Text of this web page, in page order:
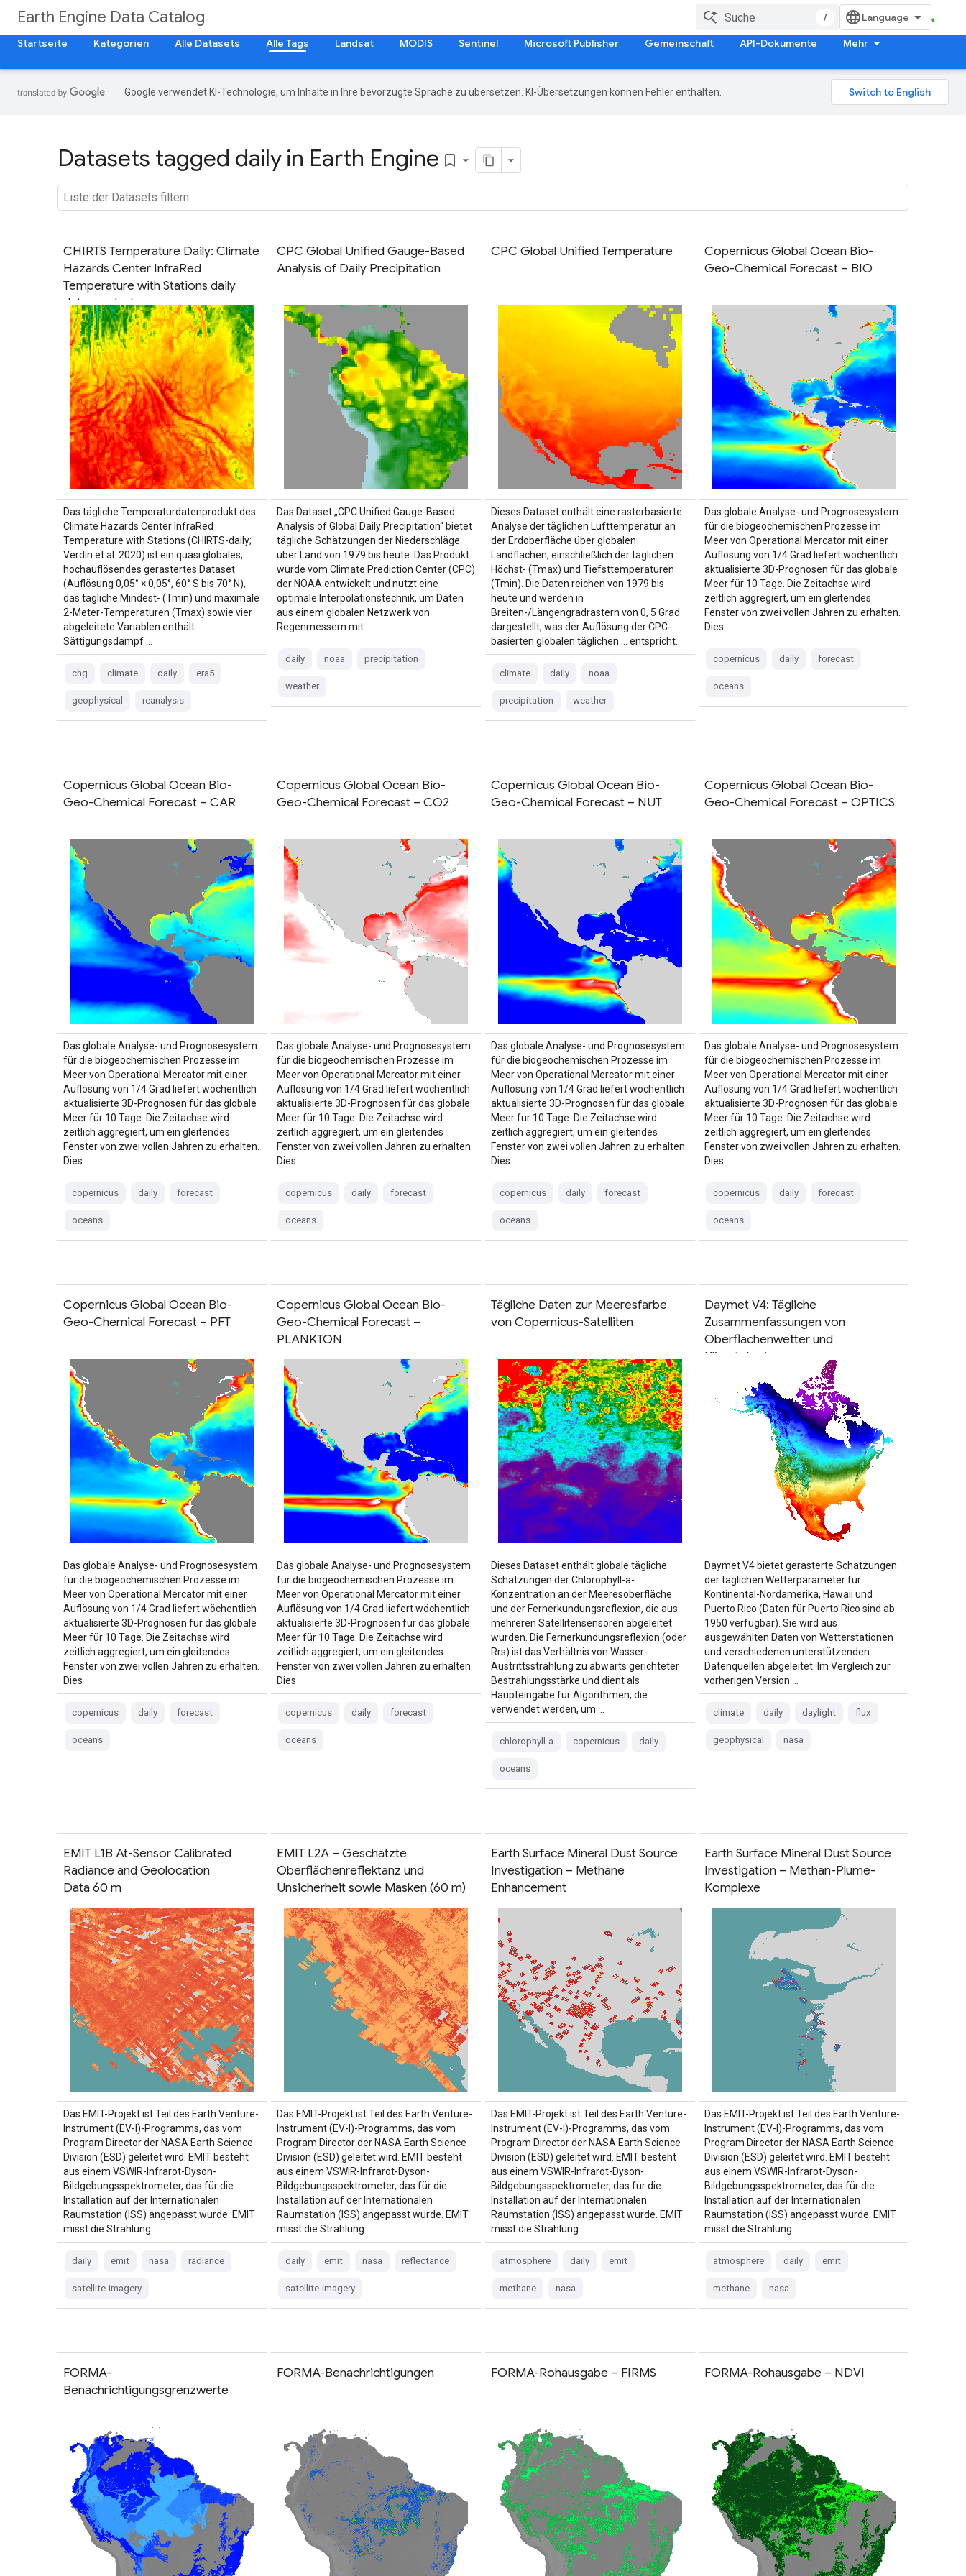
Earth Engine Data Catalog
/
Startseite
Kategorien Alle Datasets Alle Tags Landsat MODIS Sentinel Microsoft Publisher Gemeinschaft API-Dokumente Mehr
Google verwendet KI-Technologie, um Inhalte in Ihre bevorzugte Sprache zu übersetzen. KI-Übersetzungen können Fehler enthalten.
Datasets tagged daily in Earth Engine bookmark_border
CHIRTS Temperature Daily: Climate
Hazards Center InfraRed
Temperature with Stations daily
data product
Das tägliche Temperaturdatenprodukt des
Climate Hazards Center InfraRed
Temperature with Stations (CHIRTS-daily;
Verdin et al. 2020) ist ein quasi globales,
hochauflösendes gerastertes Dataset
(Auflösung 0,05° × 0,05°, 60° S bis 70° N),
das tägliche Mindest- (Tmin) und maximale
2-Meter-Temperaturen (Tmax) sowie vier
abgeleitete Variablen enthält:
Sättigungsdampf …
chg climate daily era5
geophysical reanalysis
CPC Global Unified Gauge-Based
Analysis of Daily Precipitation
Das Dataset „CPC Unified Gauge-Based
Analysis of Global Daily Precipitation“ bietet
tägliche Schätzungen der Niederschläge
über Land von 1979 bis heute. Das Produkt
wurde vom Climate Prediction Center (CPC)
der NOAA entwickelt und nutzt eine
optimale Interpolationstechnik, um Daten
aus einem globalen Netzwerk von
Regenmessern mit …
daily noaa precipitation
weather
CPC Global Unified Temperature
Dieses Dataset enthält eine rasterbasierte
Analyse der täglichen Lufttemperatur an
der Erdoberfläche über globalen
Landflächen, einschließlich der täglichen
Höchst- (Tmax) und Tiefsttemperaturen
(Tmin). Die Daten reichen von 1979 bis
heute und werden in
Breiten-/Längengradrastern von 0, 5 Grad
dargestellt, was der Auflösung der CPC-
basierten globalen täglichen … entspricht.
climate daily noaa
precipitation weather
Copernicus Global Ocean Bio-
Geo-Chemical Forecast – BIO
Das globale Analyse- und Prognosesystem
für die biogeochemischen Prozesse im
Meer von Operational Mercator mit einer
Auflösung von 1/4 Grad liefert wöchentlich
aktualisierte 3D-Prognosen für das globale
Meer für 10 Tage. Die Zeitachse wird
zeitlich aggregiert, um ein gleitendes
Fenster von zwei vollen Jahren zu erhalten.
Dies
copernicus daily forecast
oceans
Copernicus Global Ocean Bio-
Geo-Chemical Forecast – CAR
Das globale Analyse- und Prognosesystem
für die biogeochemischen Prozesse im
Meer von Operational Mercator mit einer
Auflösung von 1/4 Grad liefert wöchentlich
aktualisierte 3D-Prognosen für das globale
Meer für 10 Tage. Die Zeitachse wird
zeitlich aggregiert, um ein gleitendes
Fenster von zwei vollen Jahren zu erhalten.
Dies
copernicus daily forecast
oceans
Copernicus Global Ocean Bio-
Geo-Chemical Forecast – CO2
Das globale Analyse- und Prognosesystem
für die biogeochemischen Prozesse im
Meer von Operational Mercator mit einer
Auflösung von 1/4 Grad liefert wöchentlich
aktualisierte 3D-Prognosen für das globale
Meer für 10 Tage. Die Zeitachse wird
zeitlich aggregiert, um ein gleitendes
Fenster von zwei vollen Jahren zu erhalten.
Dies
copernicus daily forecast
oceans
Copernicus Global Ocean Bio-
Geo-Chemical Forecast – NUT
Das globale Analyse- und Prognosesystem
für die biogeochemischen Prozesse im
Meer von Operational Mercator mit einer
Auflösung von 1/4 Grad liefert wöchentlich
aktualisierte 3D-Prognosen für das globale
Meer für 10 Tage. Die Zeitachse wird
zeitlich aggregiert, um ein gleitendes
Fenster von zwei vollen Jahren zu erhalten.
Dies
copernicus daily forecast
oceans
Copernicus Global Ocean Bio-
Geo-Chemical Forecast – OPTICS
Das globale Analyse- und Prognosesystem
für die biogeochemischen Prozesse im
Meer von Operational Mercator mit einer
Auflösung von 1/4 Grad liefert wöchentlich
aktualisierte 3D-Prognosen für das globale
Meer für 10 Tage. Die Zeitachse wird
zeitlich aggregiert, um ein gleitendes
Fenster von zwei vollen Jahren zu erhalten.
Dies
copernicus daily forecast
oceans
Copernicus Global Ocean Bio-
Geo-Chemical Forecast – PFT
Das globale Analyse- und Prognosesystem
für die biogeochemischen Prozesse im
Meer von Operational Mercator mit einer
Auflösung von 1/4 Grad liefert wöchentlich
aktualisierte 3D-Prognosen für das globale
Meer für 10 Tage. Die Zeitachse wird
zeitlich aggregiert, um ein gleitendes
Fenster von zwei vollen Jahren zu erhalten.
Dies
copernicus daily forecast
oceans
Copernicus Global Ocean Bio-
Geo-Chemical Forecast –
PLANKTON
Das globale Analyse- und Prognosesystem
für die biogeochemischen Prozesse im
Meer von Operational Mercator mit einer
Auflösung von 1/4 Grad liefert wöchentlich
aktualisierte 3D-Prognosen für das globale
Meer für 10 Tage. Die Zeitachse wird
zeitlich aggregiert, um ein gleitendes
Fenster von zwei vollen Jahren zu erhalten.
Dies
copernicus daily forecast
oceans
Tägliche Daten zur Meeresfarbe
von Copernicus-Satelliten
Dieses Dataset enthält globale tägliche
Schätzungen der Chlorophyll-a-
Konzentration an der Meeresoberfläche
und der Fernerkundungsreflexion, die aus
mehreren Satellitensensoren abgeleitet
wurden. Die Fernerkundungsreflexion (oder
Rrs) ist das Verhältnis von Wasser-
Austrittsstrahlung zu abwärts gerichteter
Bestrahlungsstärke und dient als
Haupteingabe für Algorithmen, die
verwendet werden, um …
chlorophyll-a copernicus daily
oceans
Daymet V4: Tägliche
Zusammenfassungen von
Oberflächenwetter und
Klimatologie
Daymet V4 bietet gerasterte Schätzungen
der täglichen Wetterparameter für
Kontinental-Nordamerika, Hawaii und
Puerto Rico (Daten für Puerto Rico sind ab
1950 verfügbar). Sie wird aus
ausgewählten Daten von Wetterstationen
und verschiedenen unterstützenden
Datenquellen abgeleitet. Im Vergleich zur
vorherigen Version …
climate daily daylight flux
geophysical nasa
EMIT L1B At-Sensor Calibrated
Radiance and Geolocation
Data 60 m
Das EMIT-Projekt ist Teil des Earth Venture-
Instrument (EV-I)-Programms, das vom
Program Director der NASA Earth Science
Division (ESD) geleitet wird. EMIT besteht
aus einem VSWIR-Infrarot-Dyson-
Bildgebungsspektrometer, das für die
Installation auf der Internationalen
Raumstation (ISS) angepasst wurde. EMIT
misst die Strahlung …
daily emit nasa radiance
satellite-imagery
EMIT L2A – Geschätzte
Oberflächenreflektanz und
Unsicherheit sowie Masken (60 m)
Das EMIT-Projekt ist Teil des Earth Venture-
Instrument (EV-I)-Programms, das vom
Program Director der NASA Earth Science
Division (ESD) geleitet wird. EMIT besteht
aus einem VSWIR-Infrarot-Dyson-
Bildgebungsspektrometer, das für die
Installation auf der Internationalen
Raumstation (ISS) angepasst wurde. EMIT
misst die Strahlung …
daily emit nasa reflectance
satellite-imagery
Earth Surface Mineral Dust Source
Investigation – Methane
Enhancement
Das EMIT-Projekt ist Teil des Earth Venture-
Instrument (EV-I)-Programms, das vom
Program Director der NASA Earth Science
Division (ESD) geleitet wird. EMIT besteht
aus einem VSWIR-Infrarot-Dyson-
Bildgebungsspektrometer, das für die
Installation auf der Internationalen
Raumstation (ISS) angepasst wurde. EMIT
misst die Strahlung …
atmosphere daily emit
methane nasa
Earth Surface Mineral Dust Source
Investigation – Methan-Plume-
Komplexe
Das EMIT-Projekt ist Teil des Earth Venture-
Instrument (EV-I)-Programms, das vom
Program Director der NASA Earth Science
Division (ESD) geleitet wird. EMIT besteht
aus einem VSWIR-Infrarot-Dyson-
Bildgebungsspektrometer, das für die
Installation auf der Internationalen
Raumstation (ISS) angepasst wurde. EMIT
misst die Strahlung …
atmosphere daily emit
methane nasa
FORMA-
Benachrichtigungsgrenzwerte
FORMA-Benachrichtigungen FORMA-Rohausgabe – FIRMS FORMA-Rohausgabe – NDVI